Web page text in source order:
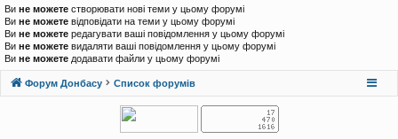
Ви не можете створювати нові теми у цьому форумі
Ви не можете відповідати на теми у цьому форумі
Ви не можете редагувати ваші повідомлення у цьому форумі
Ви не можете видаляти ваші повідомлення у цьому форумі
Ви не можете додавати файли у цьому форумі
Форум Донбасу Список форумів